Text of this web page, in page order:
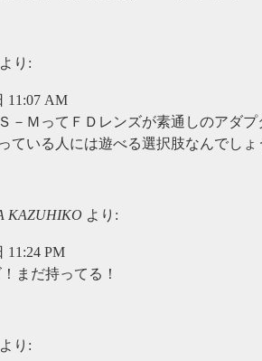
より:
11:07 AM
－ＭってＦＤレンズが素通しのアダプ
ている人には遊べる選択肢なんでしょ
KAZUHIKO より:
11:24 PM
まだ持ってる！
より: